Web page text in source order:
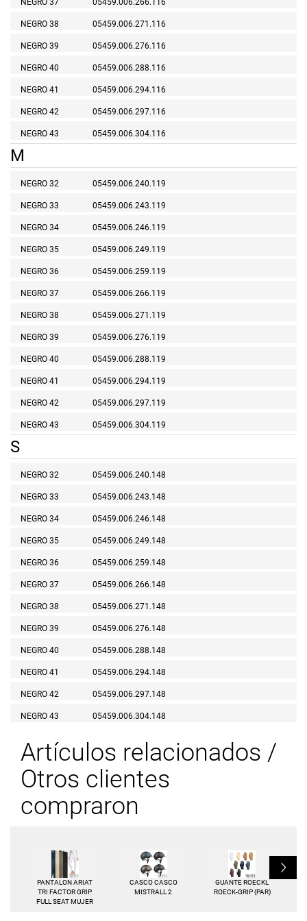
NEGRO 37 05459.006.266.116
NEGRO 38 05459.006.271.116
NEGRO 39 05459.006.276.116
NEGRO 40 05459.006.288.116
NEGRO 41 05459.006.294.116
NEGRO 42 05459.006.297.116
NEGRO 43 05459.006.304.116
M
NEGRO 32 05459.006.240.119
NEGRO 33 05459.006.243.119
NEGRO 34 05459.006.246.119
NEGRO 35 05459.006.249.119
NEGRO 36 05459.006.259.119
NEGRO 37 05459.006.266.119
NEGRO 38 05459.006.271.119
NEGRO 39 05459.006.276.119
NEGRO 40 05459.006.288.119
NEGRO 41 05459.006.294.119
NEGRO 42 05459.006.297.119
NEGRO 43 05459.006.304.119
S
NEGRO 32 05459.006.240.148
NEGRO 33 05459.006.243.148
NEGRO 34 05459.006.246.148
NEGRO 35 05459.006.249.148
NEGRO 36 05459.006.259.148
NEGRO 37 05459.006.266.148
NEGRO 38 05459.006.271.148
NEGRO 39 05459.006.276.148
NEGRO 40 05459.006.288.148
NEGRO 41 05459.006.294.148
NEGRO 42 05459.006.297.148
NEGRO 43 05459.006.304.148
Artículos relacionados /
Otros clientes
compraron
PANTALON ARIAT
TRI FACTOR GRIP
FULL SEAT MUJER
CASCO CASCO
MISTRALL 2
GUANTE ROECKL
ROECK-GRIP (PAR)
L